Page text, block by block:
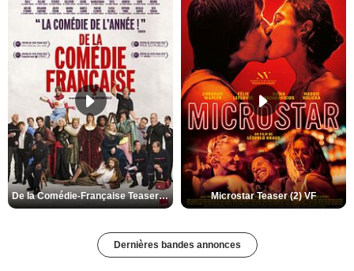
De la Comédie-Française Teaser (3) VF Microstar Teaser (2) VF
Dernières bandes annonces